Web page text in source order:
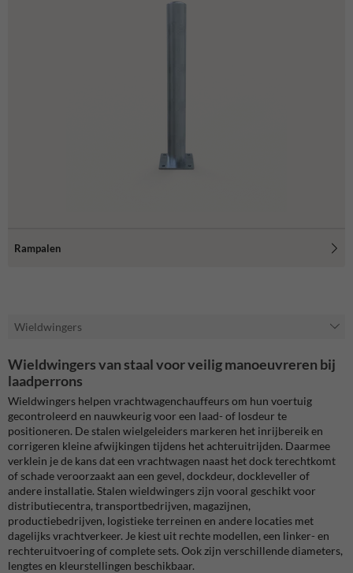
Rampalen
Wieldwingers
Wieldwingers van staal voor veilig manoeuvreren bij
laadperrons
Wieldwingers helpen vrachtwagenchauffeurs om hun voertuig
gecontroleerd en nauwkeurig voor een laad- of losdeur te
positioneren. De stalen wielgeleiders markeren het inrijbereik en
corrigeren kleine afwijkingen tijdens het achteruitrijden. Daarmee
verklein je de kans dat een vrachtwagen naast het dock terechtkomt
of schade veroorzaakt aan een gevel, dockdeur, dockleveller of
andere installatie. Stalen wieldwingers zijn vooral geschikt voor
distributiecentra, transportbedrijven, magazijnen,
productiebedrijven, logistieke terreinen en andere locaties met
dagelijks vrachtverkeer. Je kiest uit rechte modellen, een linker- en
rechteruitvoering of complete sets. Ook zijn verschillende diameters,
lengtes en kleurstellingen beschikbaar.